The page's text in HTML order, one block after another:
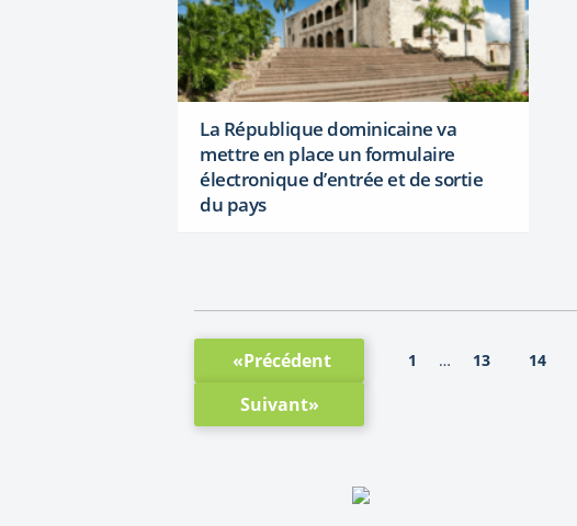
La République dominicaine va
mettre en place un formulaire
électronique d’entrée et de sortie
du pays
«Précédent 1 … 13 14
Suivant»